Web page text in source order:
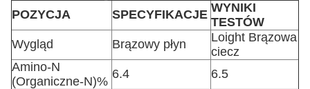
POZYCJA
SPECYFIKACJE WYNIKI
TESTÓW
Wygląd
Brązowy płyn
Loight Brązowa
ciecz
Amino-N
(Organiczne-N)%
6.4
6.5